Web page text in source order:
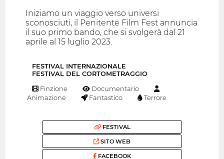
Iniziamo un viaggio verso universi
sconosciuti, il Penitente Film Fest annuncia
il suo primo bando, che si svolgerà dal 21
aprile al 15 luglio 2023.
FESTIVAL INTERNAZIONALE
FESTIVAL DEL CORTOMETRAGGIO
Finzione
Documentario
Animazione
Fantastico Terrore
FESTIVAL
SITO WEB
FACEBOOK